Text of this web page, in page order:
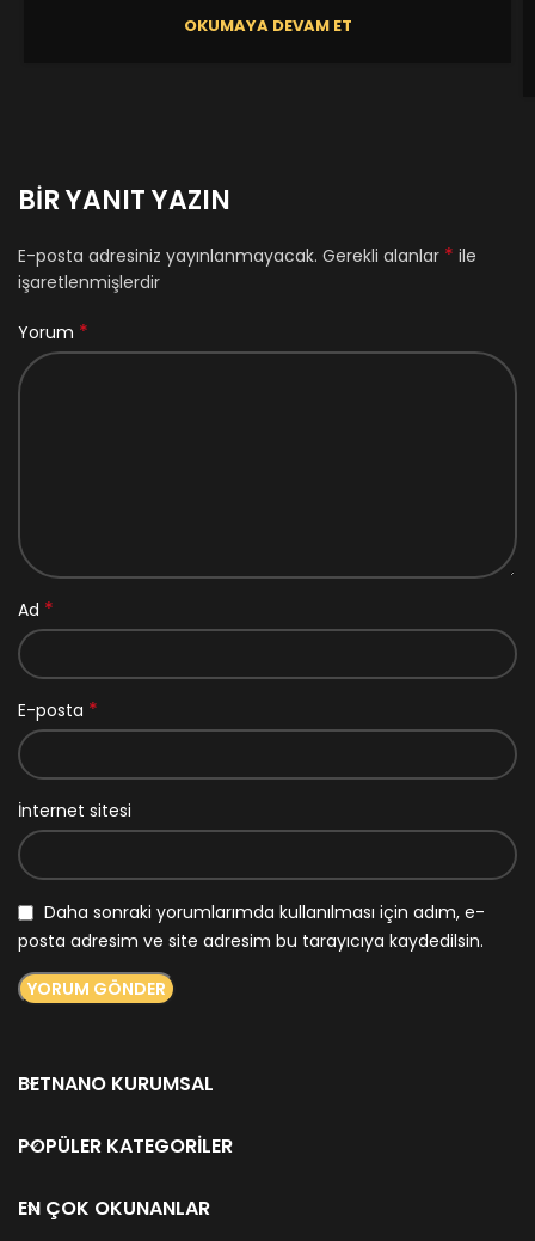
OKUMAYA DEVAM ET
BIR YANIT YAZIN
E-posta adresiniz yayınlanmayacak. Gerekli alanlar * ile
işaretlenmişlerdir
Yorum *
Ad *
E-posta *
İnternet sitesi
Daha sonraki yorumlarımda kullanılması için adım, e-
posta adresim ve site adresim bu tarayıcıya kaydedilsin.
BETNANO KURUMSAL
POPÜLER KATEGORILER
EN ÇOK OKUNANLAR